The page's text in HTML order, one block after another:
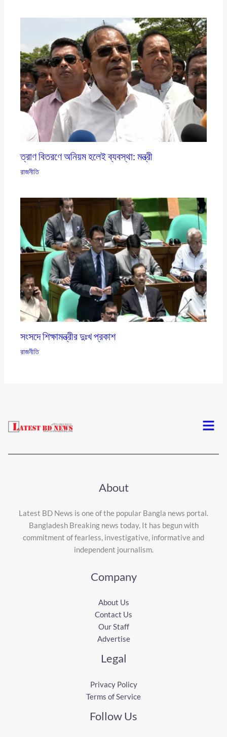
ত্রাণ বিতরণে অনিয়ম হলেই ব্যবস্থা: মন্ত্রী
রাজনীতি
সংসদে শিক্ষামন্ত্রীর দুঃখ প্রকাশ
রাজনীতি
Menu
About
Latest BD News is one of the popular Bangla news portal.
Bangladesh Breaking news today, It has begun with
commitment of fearless, investigative, informative and
independent journalism.
Company
About Us
Contact Us
Our Staff
Advertise
Legal
Privacy Policy
Terms of Service
Follow Us